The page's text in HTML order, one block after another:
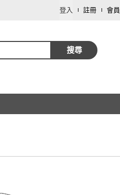
登入 註冊 會
搜尋